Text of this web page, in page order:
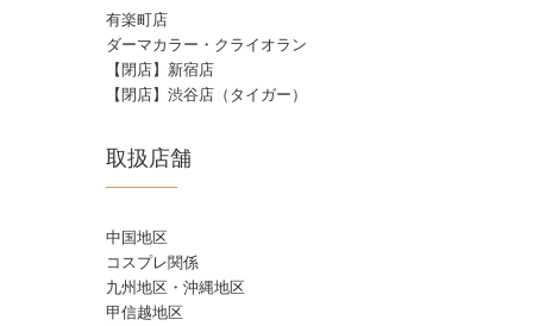
有楽町店
ダーマカラー・クライオラン
【閉店】新宿店
【閉店】渋谷店（タイガー）
取扱店舗
中国地区
コスプレ関係
九州地区・沖縄地区
甲信越地区